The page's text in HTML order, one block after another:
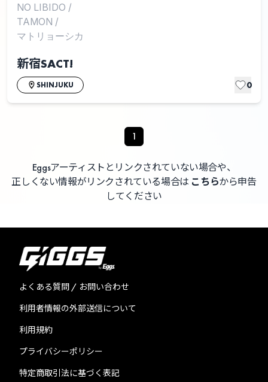
NO LIBIDO /
TAMON /
マトリョーシカ
新宿SACT!
SHINJUKU 0
1
Eggsアーティストとリンクされていない場合や、
正しくない情報がリンクされている場合は こちらから申告
してください
よくある質問 / お問い合わせ
利用者情報の外部送信について
利用規約
プライバシーポリシー
特定商取引法に基づく表記